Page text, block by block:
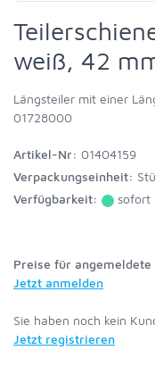
weiß, 42
Längsteiler mit einer
01728000
Artikel-Nr: 01404159
Verpackungseinheit:
Verfügbarkeit:
sofort
Preise für angemeldete
Jetzt anmelden
Sie haben noch kein
Jetzt registrieren